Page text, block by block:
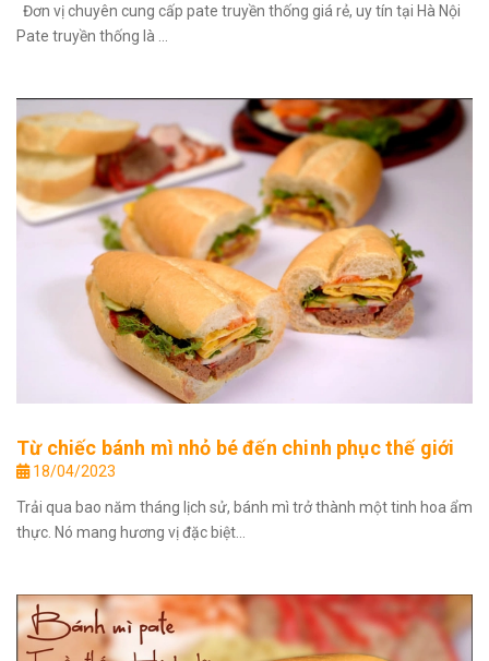
Đơn vị chuyên cung cấp pate truyền thống giá rẻ, uy tín tại Hà Nội
Pate truyền thống là ...
Từ chiếc bánh mì nhỏ bé đến chinh phục thế giới
18/04/2023
Trải qua bao năm tháng lịch sử, bánh mì trở thành một tinh hoa ẩm
thực. Nó mang hương vị đặc biệt...